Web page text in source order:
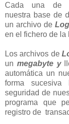
Cada una de
nuestra base de
un archivo de Log
en el fichero de la
Los archivos de
un megabyte y
automática un
forma
seguridad de
programa que
registro de